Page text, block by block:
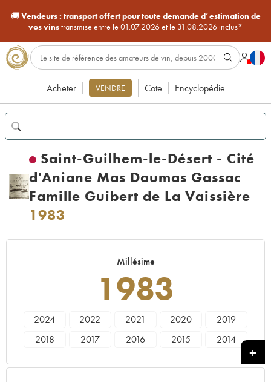
🚚Vendeurs : transport offert pour toute demande d’estimation de
vos vinstransmise entre le 01.07.2026 et le 31.08.2026 inclus*
Acheter VENDRE Cote Encyclopédie
Saint-Guilhem-le-Désert - Cité
d'Aniane Mas Daumas Gassac
Famille Guibert de La Vaissière
1983
Millésime
1983
2024 2022 2021 2020
2019
2018
2017 2016 2015
2014